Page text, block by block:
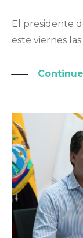
El presidente
este viernes